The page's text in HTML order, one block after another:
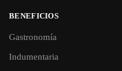
BENEFICIOS
Gastronomía
Indumentaria